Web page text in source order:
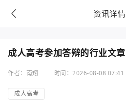
资讯详情
成人高考参加答辩的行业文章
作者：南翔 时间：2026-08-08 07:41
成人高考